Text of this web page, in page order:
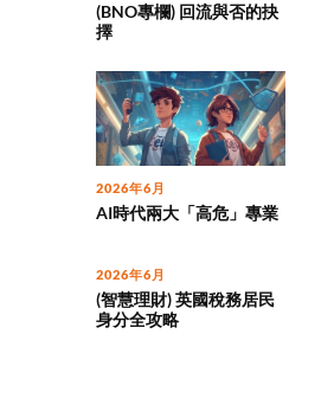
(BNO專欄) 回流與否的抉
擇
2026年6月
AI時代兩大「高危」專業
2026年6月
(智慧理財) 英國稅務居民
身分全攻略